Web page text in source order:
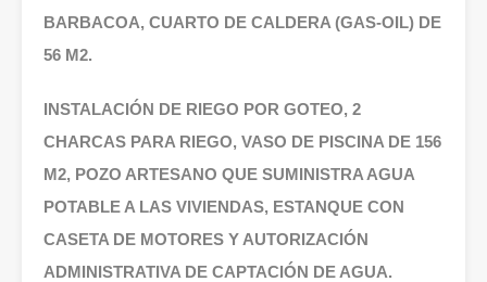
BARBACOA, CUARTO DE CALDERA (GAS-OIL) DE
56 M2.
INSTALACIÓN DE RIEGO POR GOTEO, 2
CHARCAS PARA RIEGO, VASO DE PISCINA DE 156
M2, POZO ARTESANO QUE SUMINISTRA AGUA
POTABLE A LAS VIVIENDAS, ESTANQUE CON
CASETA DE MOTORES Y AUTORIZACIÓN
ADMINISTRATIVA DE CAPTACIÓN DE AGUA.